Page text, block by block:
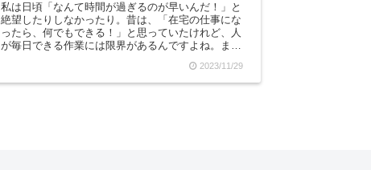
私は日頃「なんて時間が過ぎるのが早いんだ！」と
絶望したりしなかったり。昔は、「在宅の仕事にな
ったら、何でもできる！」と思っていたけれど、人
が毎日できる作業には限界があるんですよね。ま
2023/11/29